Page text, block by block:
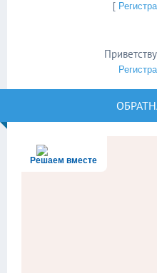
[
Решаем вместе